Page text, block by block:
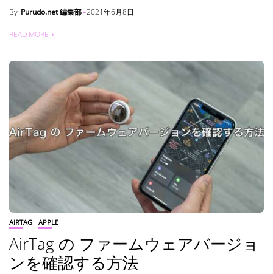
By Purudo.net 編集部 2021年6月8日
READ MORE
AIRTAG APPLE
AirTag の ファームウェアバージョ
ンを確認する方法